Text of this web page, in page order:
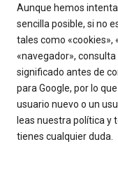
Aunque hemos
sencilla posible, si no
tales como «cookies»,
«navegador», consulta
significado antes de
para Google, por lo
usuario nuevo o un
leas nuestra política y
tienes cualquier duda.